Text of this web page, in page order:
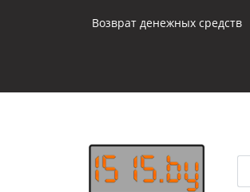
Возврат денежных средств